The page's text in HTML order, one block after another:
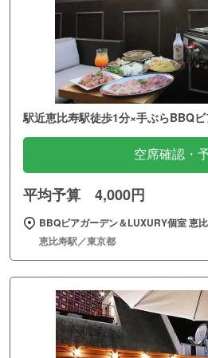
駅近恵比寿駅徒歩1分×手ぶらBBQビ
空席確認・
平均予算 4,000円
BBQビアガーデン＆LUXURY個室 恵
恵比寿駅／東京都